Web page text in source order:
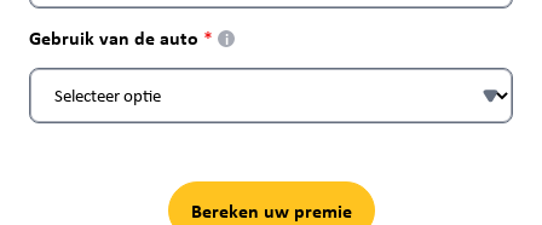
Gebruik van de auto i
Bereken uw premie